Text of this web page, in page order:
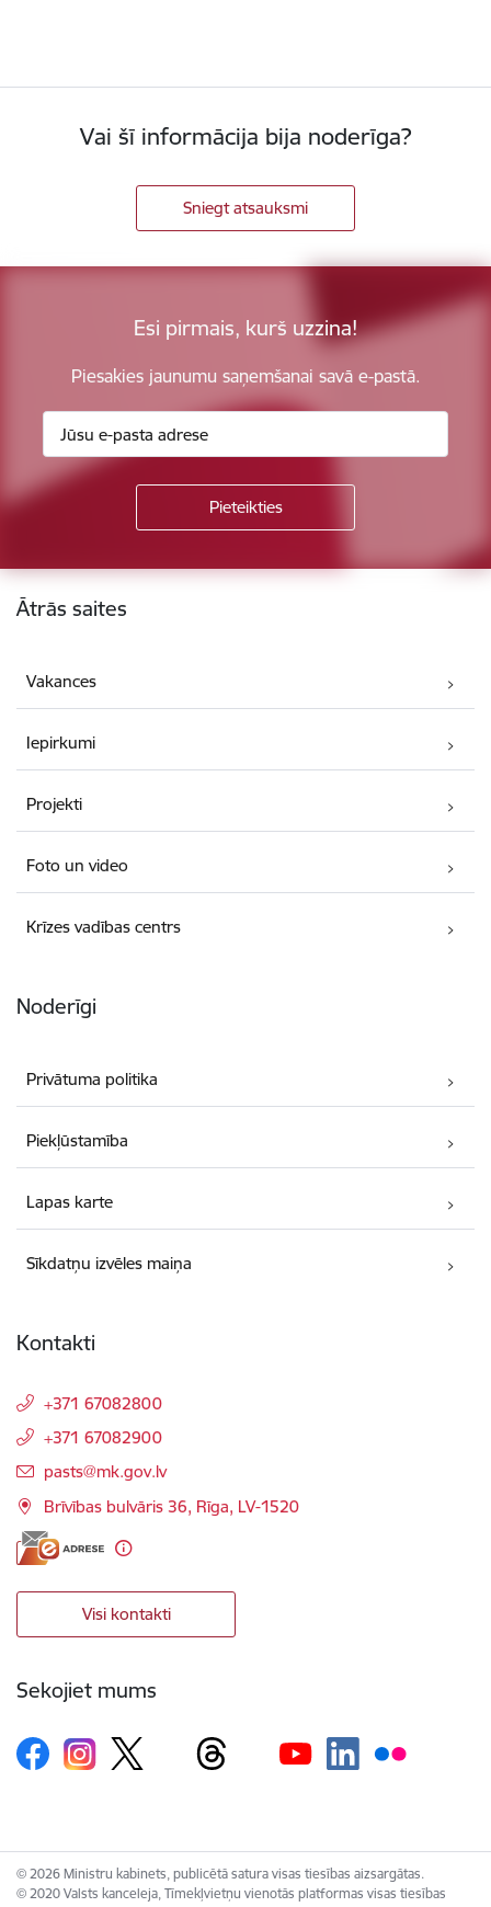
Vai šī informācija bija noderīga?
Sniegt atsauksmi
Esi pirmais, kurš uzzina!
Piesakies jaunumu saņemšanai savā e-pastā.
Kājene
Ātrās saites
Vakances
Iepirkumi
Projekti
Foto un video
Krīzes vadības centrs
Noderīgi
Privātuma politika
Piekļūstamība
Lapas karte
Sīkdatņu izvēles maiņa
Kontakti
+371 67082800
+371 67082900
E-pasts:
pasts@mk.gov.lv
Brīvības bulvāris 36, Rīga, LV-1520
Visi kontakti
Sekojiet mums
© 2026 Ministru kabinets, publicētā satura visas tiesības aizsargātas.
© 2020 Valsts kanceleja, Tīmekļvietņu vienotās platformas visas tiesības